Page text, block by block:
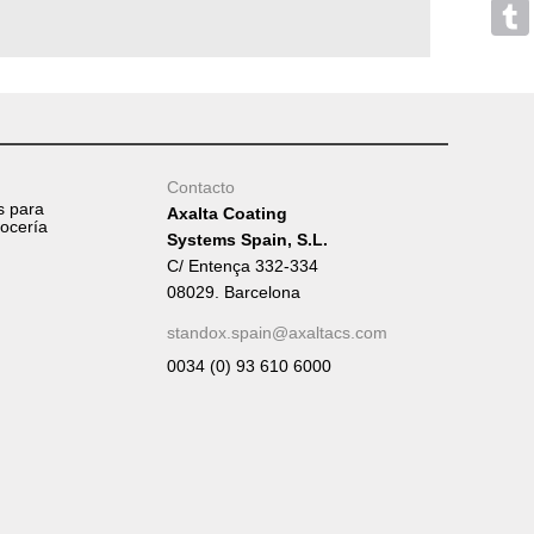
para
Contacto
Axalta Coating
Systems Spain, S.L.
C/ Entença 332-334
08029. Barcelona
standox.spain@axaltacs.com
0034 (0) 93 610 6000